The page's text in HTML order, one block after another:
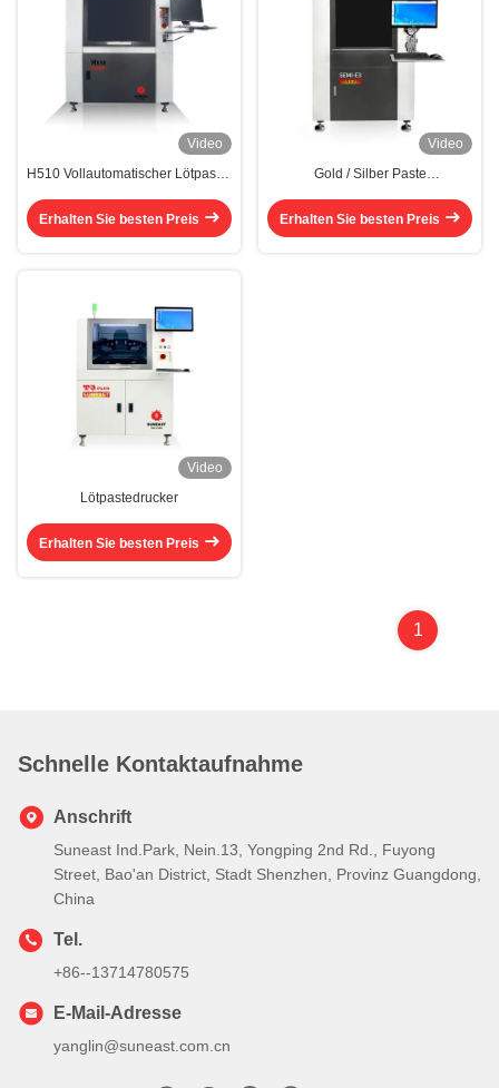
Video
H510 Vollautomatischer Lötpaste-
Lötbildschirmdrucker
Erhalten Sie besten Preis
Video
Gold / Silber Paste
automatischer
Erhalten Sie besten Preis
Video
Lötpastedrucker
Erhalten Sie besten Preis
1
Schnelle Kontaktaufnahme
Anschrift
Suneast Ind.Park, Nein.13, Yongping 2nd Rd., Fuyong
Street, Bao'an District, Stadt Shenzhen, Provinz Guangdong,
China
Tel.
+86--13714780575
E-Mail-Adresse
yanglin@suneast.com.cn